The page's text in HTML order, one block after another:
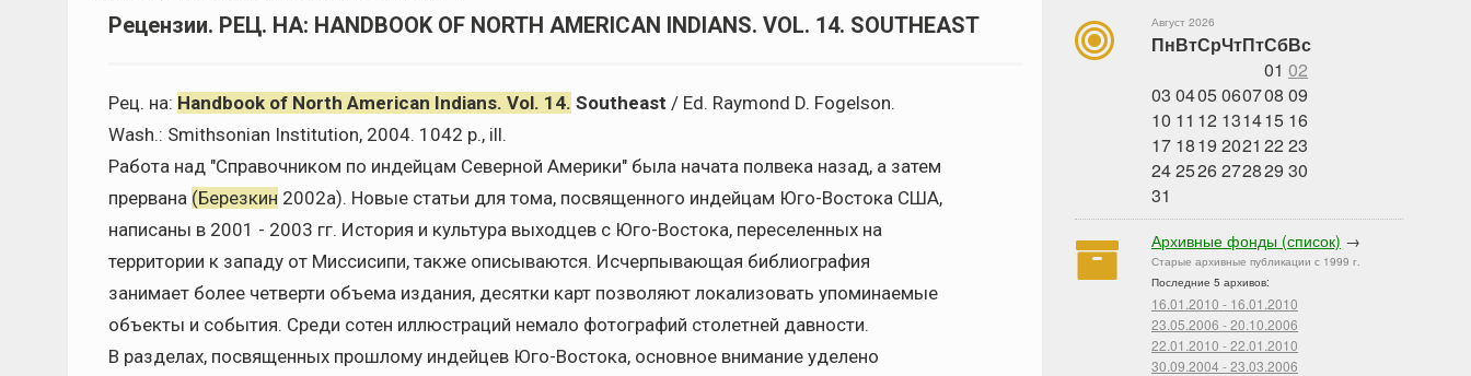
Август 2026
ПнВтСрЧтПтСбВс
01 02
03 0405060708 09
10 11 12 131415 16
17 1819 2021 22 23
242526272829 30
31
Архивные фонды (список) →
Старые архивные публикации с 1999 г.
Последние 5 архивов:
16.01.2010 - 16.01.2010
23.05.2006 - 20.10.2006
22.01.2010 - 22.01.2010
30.09.2004 - 23.03.2006
Рецензии. РЕЦ. НА: HANDBOOK OF NORTH AMERICAN INDIANS. VOL. 14. SOUTHEAST
Рец. на: Handbook of North American Indians. Vol. 14. Southeast / Ed. Raymond D. Fogelson.
Wash.: Smithsonian Institution, 2004. 1042 p., ill.
Работа над "Справочником по индейцам Северной Америки" была начата полвека назад, а затем
прервана (Березкин 2002а). Новые статьи для тома, посвященного индейцам Юго-Востока США,
написаны в 2001 - 2003 гг. История и культура выходцев с Юго-Востока, переселенных на
территории к западу от Миссисипи, также описываются. Исчерпывающая библиография
занимает более четверти объема издания, десятки карт позволяют локализовать упоминаемые
объекты и события. Среди сотен иллюстраций немало фотографий столетней давности.
В разделах, посвященных прошлому индейцев Юго-Востока, основное внимание уделено